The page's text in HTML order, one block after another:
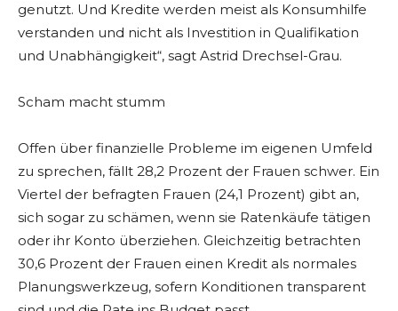
genutzt. Und Kredite werden meist als Konsumhilfe
verstanden und nicht als Investition in Qualifikation
und Unabhängigkeit“, sagt Astrid Drechsel-Grau.
Scham macht stumm
Offen über finanzielle Probleme im eigenen Umfeld
zu sprechen, fällt 28,2 Prozent der Frauen schwer. Ein
Viertel der befragten Frauen (24,1 Prozent) gibt an,
sich sogar zu schämen, wenn sie Ratenkäufe tätigen
oder ihr Konto überziehen. Gleichzeitig betrachten
30,6 Prozent der Frauen einen Kredit als normales
Planungswerkzeug, sofern Konditionen transparent